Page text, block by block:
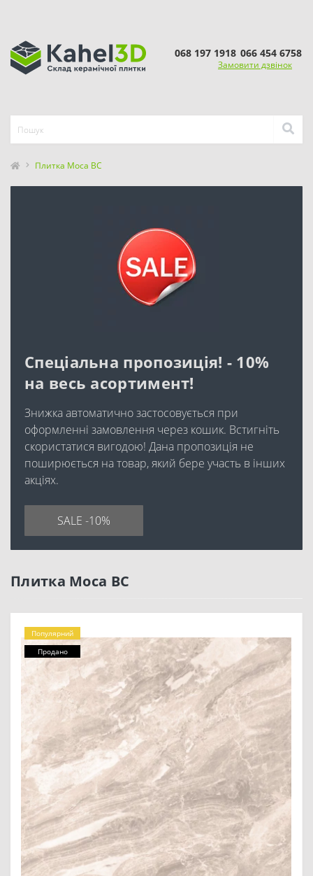
068 197 1918 066 454 6758
Замовити дзвінок
Плитка Moca BC
Спеціальна пропозиція! - 10%
на весь асортимент!
Знижка автоматично застосовується при
оформленні замовлення через кошик. Встигніть
скористатися вигодою! Дана пропозиція не
поширюється на товар, який бере участь в інших
акціях.
SALE -10%
Плитка Moca BC
Популярний
Продано